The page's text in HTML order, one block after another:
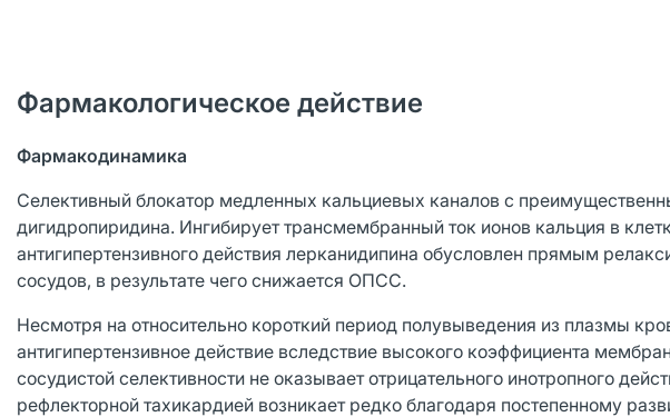
Фармакологическое действие
Фармакодинамика
Селективный блокатор медленных кальциевых каналов с
дигидропиридина. Ингибирует трансмембранный ток ионов кальция в
антигипертензивного действия лерканидипина обусловлен прямым
сосудов, в результате чего снижается ОПСС.
Несмотря на относительно короткий период полувыведения из плазмы
антигипертензивное действие вследствие высокого коэффициента
сосудистой селективности не оказывает отрицательного инотропного
рефлекторной тахикардией возникает редко благодаря постепенному